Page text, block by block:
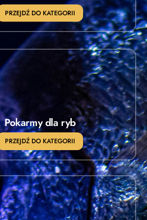
PRZEJDŹ DO KATEGORII
Pokarmy dla ryb
PRZEJDŹ DO KATEGORII